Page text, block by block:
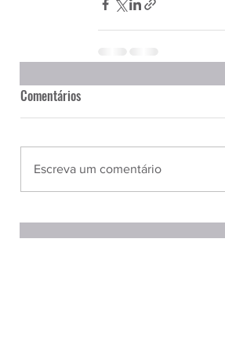
Comentários
Escreva um comentário